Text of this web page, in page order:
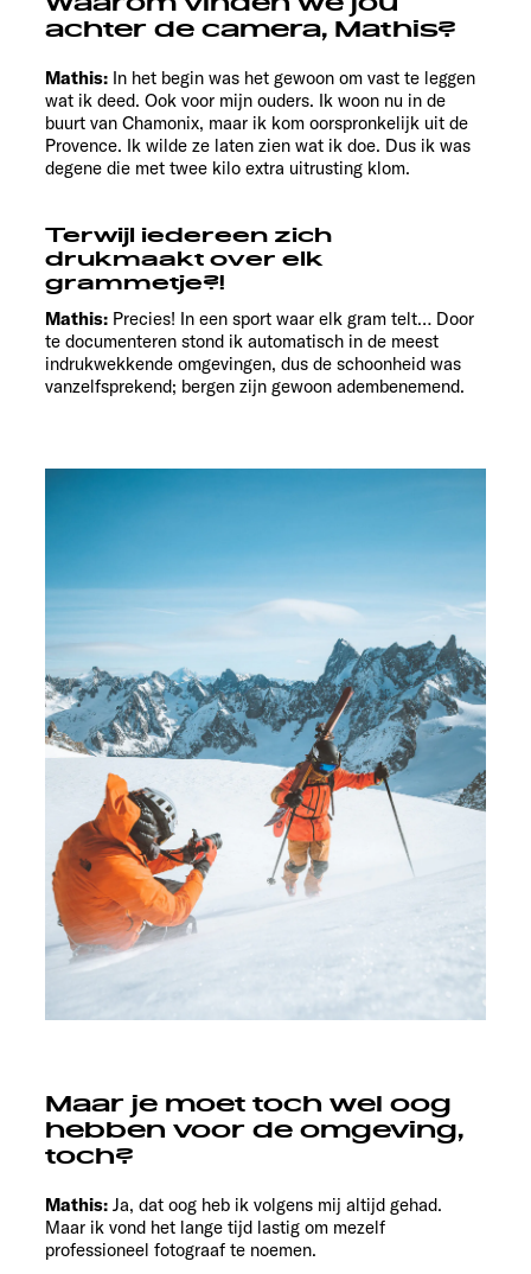
achter de camera, Mathis?
Mathis: In het begin was het gewoon om vast te leggen
wat ik deed. Ook voor mijn ouders. Ik woon nu in de
buurt van Chamonix, maar ik kom oorspronkelijk uit de
Provence. Ik wilde ze laten zien wat ik doe. Dus ik was
degene die met twee kilo extra uitrusting klom.
Terwijl iedereen zich
drukmaakt over elk
grammetje?!
Mathis: Precies! In een sport waar elk gram telt… Door
te documenteren stond ik automatisch in de meest
indrukwekkende omgevingen, dus de schoonheid was
vanzelfsprekend; bergen zijn gewoon adembenemend.
Maar je moet toch wel oog
hebben voor de omgeving,
toch?
Mathis: Ja, dat oog heb ik volgens mij altijd gehad.
Maar ik vond het lange tijd lastig om mezelf
professioneel fotograaf te noemen.